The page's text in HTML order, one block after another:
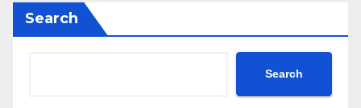
Search
Search